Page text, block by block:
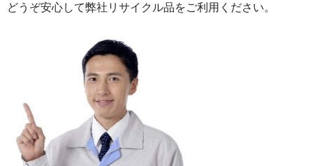
どうぞ安心して弊社リサイクル品をご利用ください。